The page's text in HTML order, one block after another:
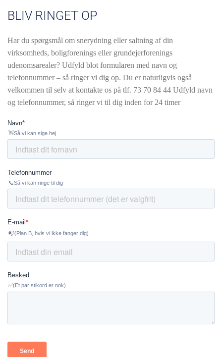
BLIV RINGET OP
Har du spørgsmål om snerydning eller saltning af din
virksomheds, boligforenings eller grundejerforenings
udenomsarealer? Udfyld blot formularen med navn og
telefonnummer – så ringer vi dig op. Du er naturligvis også
velkommen til selv at kontakte os på tlf. 73 70 84 44 Udfyld navn
og telefonnummer, så ringer vi til dig inden for 24 timer